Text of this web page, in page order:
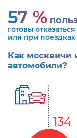
57 %
готовы
или при поездках
Как москвичи
автомобили?
134
134